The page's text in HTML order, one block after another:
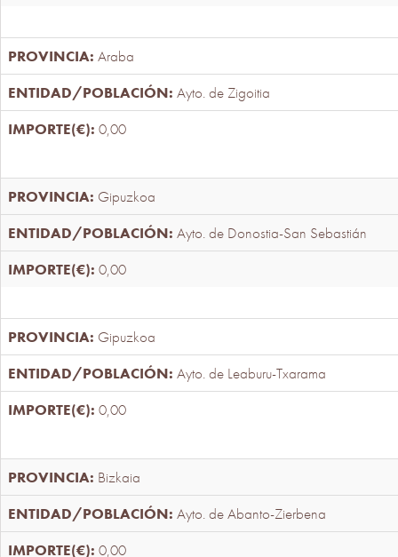
Araba
Ayto. de Zigoitia
0,00
Gipuzkoa
Ayto. de Donostia-San Sebastián
0,00
Gipuzkoa
Ayto. de Leaburu-Txarama
0,00
Bizkaia
Ayto. de Abanto-Zierbena
0,00